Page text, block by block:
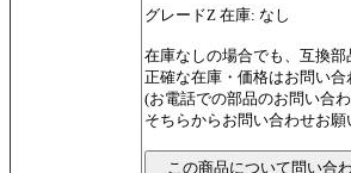
グレードZ 在庫: なし
在庫なしの場合でも、互換
正確な在庫・価格はお問い合
(お電話での部品のお問い合
そちらからお問い合わせお願